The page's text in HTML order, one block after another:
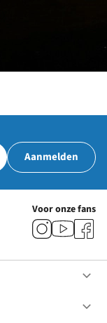
Aanmelden
Voor onze fans